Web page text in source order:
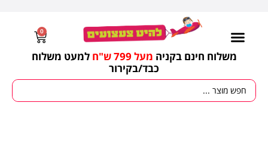
משלוח חינם בקניה מעל 799 ש"ח
למעט משלוח
כבד/בקירור
0